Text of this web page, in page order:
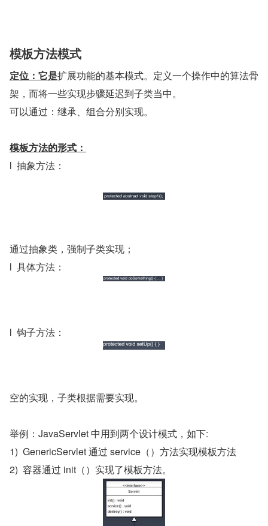
模板方法模式
定位：它是扩展功能的基本模式。定义一个操作中的算法骨
架，而将一些实现步骤延迟到子类当中。
可以通过：继承、组合分别实现。
模板方法的形式：
l  抽象方法：
通过抽象类，强制子类实现；
l  具体方法：
l  钩子方法：
空的实现，子类根据需要实现。
举例：JavaServlet 中用到两个设计模式，如下:
1)  GenericServlet 通过 service（）方法实现模板方法
2)  容器通过 init（）实现了模板方法。